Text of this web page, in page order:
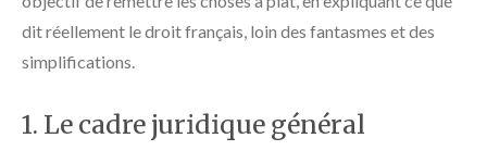
dit réellement le droit français, loin des fantasmes et des
simplifications.
1. Le cadre juridique général